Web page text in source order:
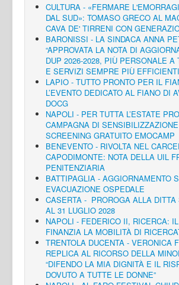
CULTURA - «FERMARE
DAL SUD»: TOMASO GRECO AL
CAVA DE' TIRRENI CON
BARONISSI - LA SINDACA ANNA
“APPROVATA LA NOTA DI
DUP 2026-2028, PIÙ PERSONALE A
E SERVIZI SEMPRE PIÙ
LAPIO - TUTTO PRONTO PER IL
L’EVENTO DEDICATO AL FIANO DI
DOCG
NAPOLI - PER TUTTA L’ESTATE
CAMPAGNA DI
SCREENING GRATUITO EMOCAMP
BENEVENTO - RIVOLTA NEL
CAPODIMONTE: NOTA DELLA UIL
PENITENZIARIA
BATTIPAGLIA - AGGIORNAMENTO
EVACUAZIONE OSPEDALE
CASERTA - PROROGA ALLA DITTA
AL 31 LUGLIO 2028
NAPOLI - FEDERICO II, RICERCA:
FINANZIA LA MOBILITÀ DI
TRENTOLA DUCENTA - VERONICA
REPLICA AL RICORSO DELLA
“DIFENDO LA MIA DIGNITÀ E IL
DOVUTO A TUTTE LE DONNE”